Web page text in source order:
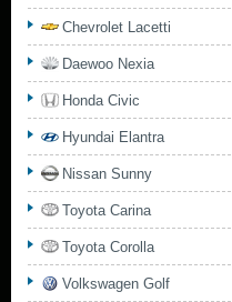
Chevrolet Lacetti
Daewoo Nexia
Honda Civic
Hyundai Elantra
Nissan Sunny
Toyota Carina
Toyota Corolla
Volkswagen Golf